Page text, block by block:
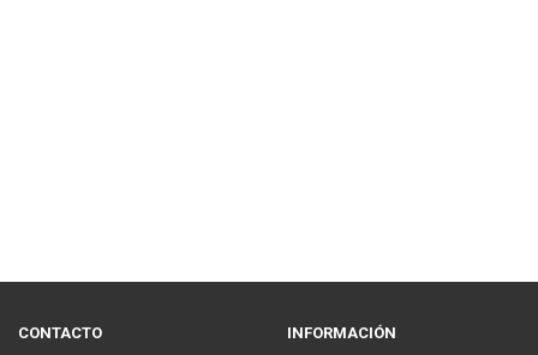
CONTACTO INFORMACIÓN